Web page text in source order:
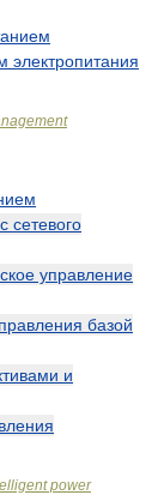
электропитания
сетевого
управление
базой
и
power